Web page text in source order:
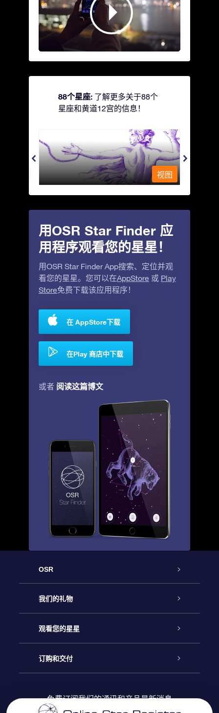
88个星座: 了解更多关于88个
星座和黄道12宫的信息！
Andromeda - 被铁链锁着的少女
视图
用OSR Star Finder 应
用程序观看您的星星！
用OSR Star Finder App搜索、定位并观
看您的星星。您可以在AppStore 或 Play
Store免费下载该应用程序！
在 AppStore下载
在Play 商店中下载
或者 阅读这篇博文
OSR
客户服务
联系我们
博客
我们的礼物
Online Star礼物
OSR 礼物包
观看您的星星
Online Star Register
订购和交付
免费订阅我们的通讯和产品最新消息